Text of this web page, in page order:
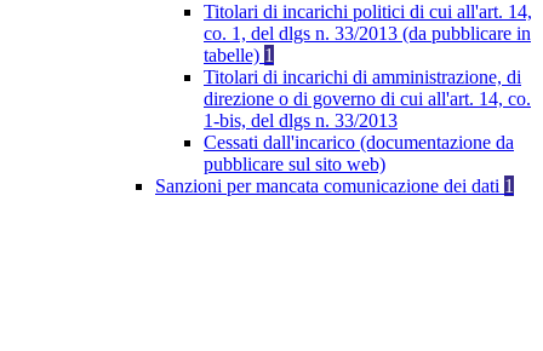
Titolari di incarichi politici di cui all'art. 14,
co. 1, del dlgs n. 33/2013 (da pubblicare in
tabelle) 1
Titolari di incarichi di amministrazione, di
direzione o di governo di cui all'art. 14, co.
1-bis, del dlgs n. 33/2013
Cessati dall'incarico (documentazione da
pubblicare sul sito web)
Sanzioni per mancata comunicazione dei dati 1